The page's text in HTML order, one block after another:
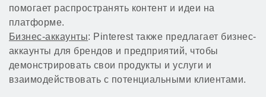
помогает распространять контент и идеи на
платформе.
Бизнес-аккаунты: Pinterest также предлагает бизнес-
аккаунты для брендов и предприятий, чтобы
демонстрировать свои продукты и услуги и
взаимодействовать с потенциальными клиентами.